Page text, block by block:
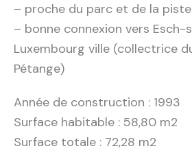
– proche du parc et de la
– bonne connexion vers
Luxembourg ville (collectrice
Pétange)
Année de construction : 1993
Surface habitable : 58,80 m2
Surface totale : 72,28 m2